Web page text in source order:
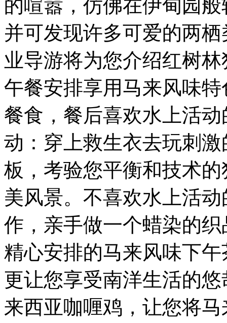
的喧嚣，仿佛在伊甸园
并可发现许多可爱的两
业导游将为您介绍红树
午餐安排享用马来风味
餐食，餐后喜欢水上活
动：穿上救生衣去玩刺
板，考验您平衡和技术
美风景。不喜欢水上活
作，亲手做一个蜡染的
精心安排的马来风味下
更让您享受南洋生活的
来西亚咖喱鸡，让您将